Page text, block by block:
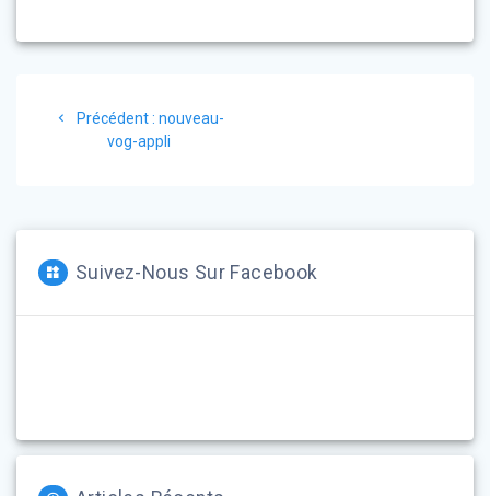
Précédent : Article
précédent
nouveau-
vog-appli
Suivez-Nous Sur Facebook